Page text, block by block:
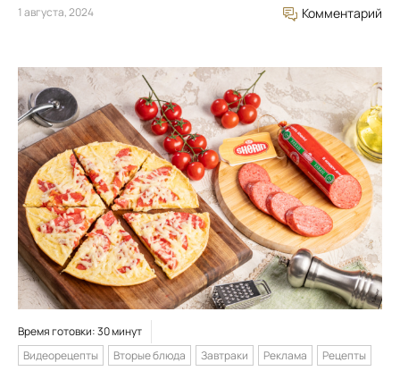
1 августа, 2024 Комментарий
Время готовки: 30 минут
Видеорецепты
Вторые блюда Завтраки Реклама Рецепты